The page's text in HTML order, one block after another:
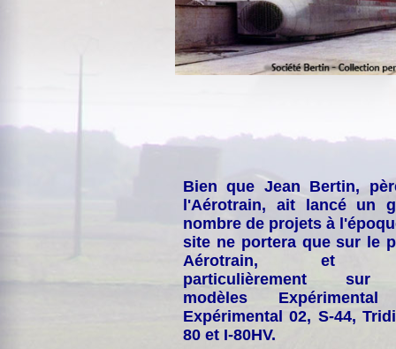
Bien que Jean Bertin,
l'Aérotrain, ait lancé un
nombre de projets à
site ne portera que sur le
Aérotrain, et
particulièrement
modèles
Expérimental 02, S-44,
80 et I-80HV.